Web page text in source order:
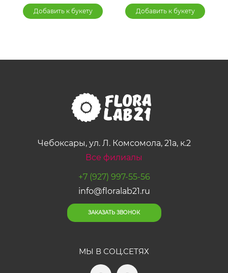
Добавить к букету Добавить к букету
Чебоксары, ул. Л. Комсомола, 21а, к.2
Все филиалы
+7 (927) 997-55-56
info@floralab21.ru
ЗАКАЗАТЬ ЗВОНОК
МЫ В СОЦ.СЕТЯХ